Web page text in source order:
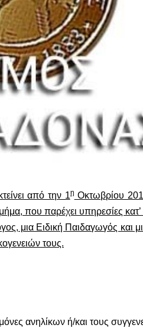
από την 1η Οκτωβρίου
που παρέχει υπηρεσίες κατ’
μια Ειδική Παιδαγωγός και
τους.
ανηλίκων ή/και τους